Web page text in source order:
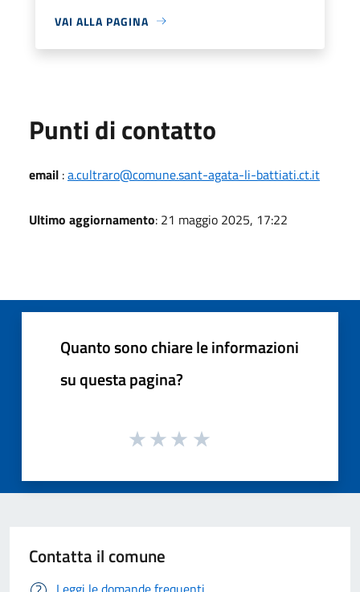
VAI ALLA PAGINA
Punti di contatto
email :a.cultraro@comune.sant-agata-li-battiati.ct.it
Ultimo aggiornamento: 21 maggio 2025, 17:22
Quanto sono chiare le informazioni
su questa pagina?
Contatta il comune